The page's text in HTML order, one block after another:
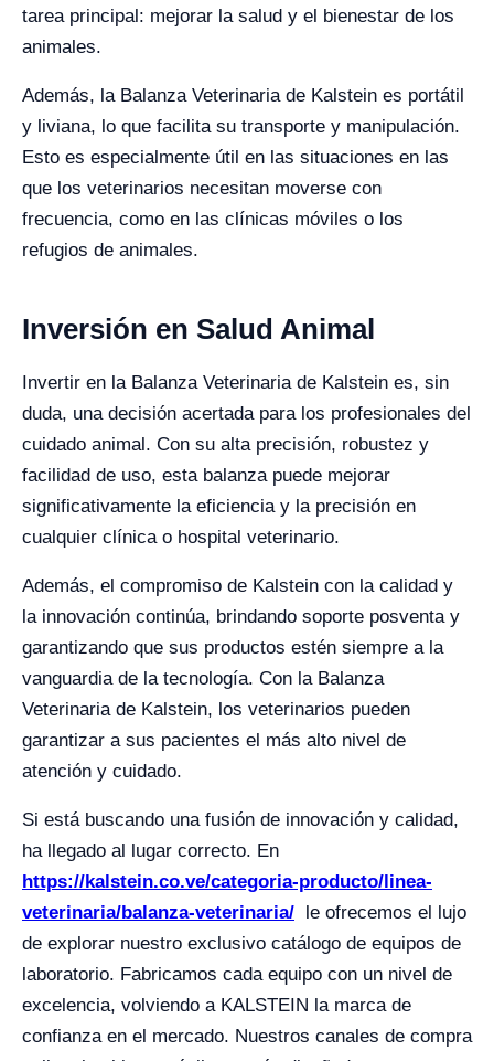
tarea principal: mejorar la salud y el bienestar de los
animales.
Además, la Balanza Veterinaria de Kalstein es portátil
y liviana, lo que facilita su transporte y manipulación.
Esto es especialmente útil en las situaciones en las
que los veterinarios necesitan moverse con
frecuencia, como en las clínicas móviles o los
refugios de animales.
Inversión en Salud Animal
Invertir en la Balanza Veterinaria de Kalstein es, sin
duda, una decisión acertada para los profesionales del
cuidado animal. Con su alta precisión, robustez y
facilidad de uso, esta balanza puede mejorar
significativamente la eficiencia y la precisión en
cualquier clínica o hospital veterinario.
Además, el compromiso de Kalstein con la calidad y
la innovación continúa, brindando soporte posventa y
garantizando que sus productos estén siempre a la
vanguardia de la tecnología. Con la Balanza
Veterinaria de Kalstein, los veterinarios pueden
garantizar a sus pacientes el más alto nivel de
atención y cuidado.
Si está buscando una fusión de innovación y calidad,
ha llegado al lugar correcto. En
https://kalstein.co.ve/categoria-producto/linea-
veterinaria/balanza-veterinaria/ le ofrecemos el lujo
de explorar nuestro exclusivo catálogo de equipos de
laboratorio. Fabricamos cada equipo con un nivel de
excelencia, volviendo a KALSTEIN la marca de
confianza en el mercado. Nuestros canales de compra